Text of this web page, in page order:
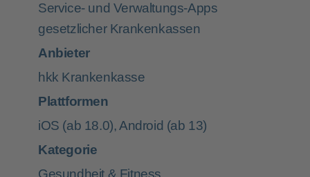
Service- und Verwaltungs-Apps
gesetzlicher Krankenkassen
Anbieter
hkk Krankenkasse
Plattformen
iOS (ab 18.0), Android (ab 13)
Kategorie
Gesundheit & Fitness